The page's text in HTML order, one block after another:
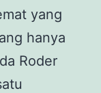
yang
hanya
Roder